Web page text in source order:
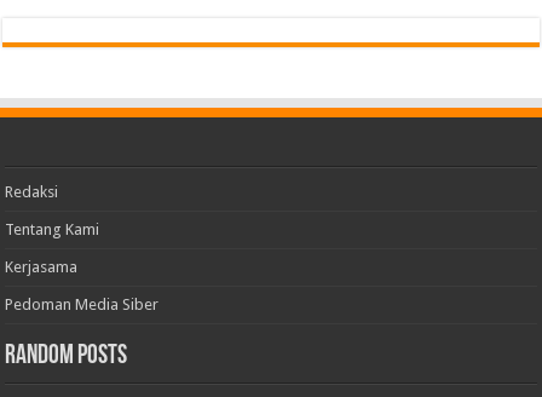
Redaksi
Tentang Kami
Kerjasama
Pedoman Media Siber
Random Posts